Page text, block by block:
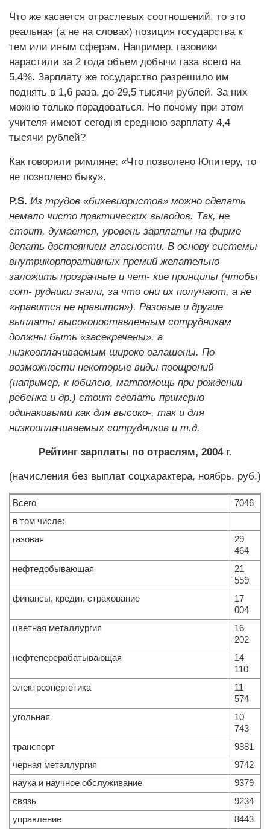
Что же касается отраслевых соотношений, то это
реальная (а не на словах) позиция государства к
тем или иным сферам. Например, газовики
нарастили за 2 года объем добычи газа всего на
5,4%. Зарплату же государство разрешило им
поднять в 1,6 раза, до 29,5 тысячи рублей. За них
можно только порадоваться. Но почему при этом
учителя имеют сегодня среднюю зарплату 4,4
тысячи рублей?
Как говорили римляне: «Что позволено Юпитеру, то
не позволено быку».
P.S. Из трудов «бихевиористов» можно сделать
немало чисто практических выводов. Так, не
стоит, думается, уровень зарплаты на фирме
делать достоянием гласности. В основу системы
внутрикорпоративных премий желательно
заложить прозрачные и чет- кие принципы (чтобы
сот- рудники знали, за что они их получают, а не
«нравится не нравится»). Разовые и другие
выплаты высокопоставленным сотрудникам
должны быть «засекречены», а
низкооплачиваемым широко оглашены. По
возможности некоторые виды поощрений
(например, к юбилею, матпомощь при рождении
ребенка и др.) стоит сделать примерно
одинаковыми как для высоко-, так и для
низкооплачиваемых сотрудников и т.д.
Рейтинг зарплаты по отраслям, 2004 г.
(начисления без выплат соцхарактера, ноябрь, руб.)
Всего
7046
в том числе:
газовая
29
464
нефтедобывающая
21
559
финансы, кредит, страхование
17
004
цветная металлургия
16
202
нефтеперерабатывающая
14
110
электроэнергетика
11
574
угольная
10
743
транспорт
9881
черная металлургия
9742
наука и научное обслуживание
9379
связь
9234
управление
8443